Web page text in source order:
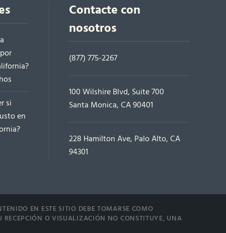
si
en
Contacte con
nosotros
(877) 775-2267
100 Wilshire Blvd, Suite 700
Santa Monica, CA 90401
228 Hamilton Ave, Palo Alto, CA
94301
EN ESTE SITIO DEBE TOMARSE COMO
O VISUALIZACIÓN NO CONSTITUYE, UNA